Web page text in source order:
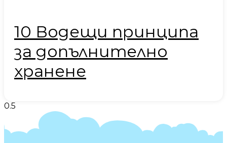
10 Водещи принципа
за допълнително
хранене